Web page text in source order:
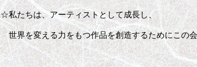
☆私たちは、アーティストとして成長し、
世界を変える力をもつ作品を創造するためにこの